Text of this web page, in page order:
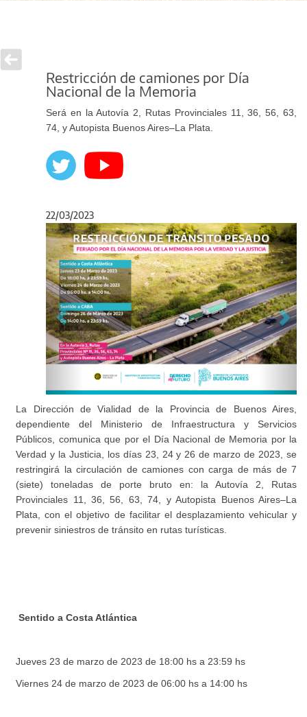
Restricción de camiones por Día
Nacional de la Memoria
Será en la Autovía 2, Rutas Provinciales 11, 36, 56, 63,
74, y Autopista Buenos Aires–La Plata.
22/03/2023
Anterior
La Dirección de Vialidad de la Provincia de Buenos Aires,
dependiente del Ministerio de Infraestructura y Servicios
Públicos, comunica que por el Día Nacional de Memoria por la
Verdad y la Justicia, los días 23, 24 y 26 de marzo de 2023, se
restringirá la circulación de camiones con carga de más de 7
(siete) toneladas de porte bruto en: la Autovía 2, Rutas
Provinciales 11, 36, 56, 63, 74, y Autopista Buenos Aires–La
Plata, con el objetivo de facilitar el desplazamiento vehicular y
prevenir siniestros de tránsito en rutas turísticas.
Sentido a Costa Atlántica
Jueves 23 de marzo de 2023 de 18:00 hs a 23:59 hs
Viernes 24 de marzo de 2023 de 06:00 hs a 14:00 hs